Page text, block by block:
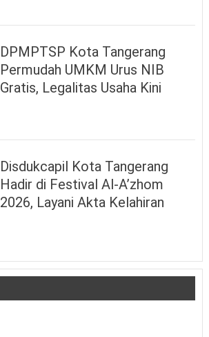
DPMPTSP Kota Tangerang
Permudah UMKM Urus NIB
Gratis, Legalitas Usaha Kini
Disdukcapil Kota Tangerang
Hadir di Festival Al-A’zhom
2026, Layani Akta Kelahiran